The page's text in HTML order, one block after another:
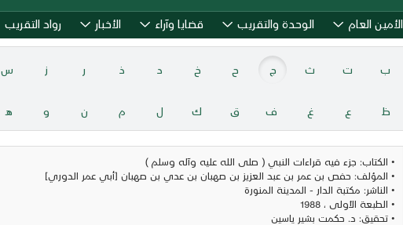
الأمين العام الوحدة والتقريب قضايا وآراء الأخبار رواد التقريب
ب ت ث ج ح خ د ذ ر ز س
ظ ع غ ف ق ك ل م ن و هـ
• الكتاب: جزء فيه قراءات النبي ( صلى الله عليه وآله وسلم )
• المؤلف: حفص بن عمر بن عبد العزيز بن صهبان بن عدي بن صهبان [أبي عمر الدوري]
• الناشر: مكتبة الدار - المدينة المنورة
• الطبعة الأولى ، 1988
• تحقيق: د. حكمت بشير ياسين